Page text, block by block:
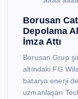
Borusan
Depolama
İmza Attı
Borusan Grup
altındaki FG
batarya enerji
uzmanlaşan